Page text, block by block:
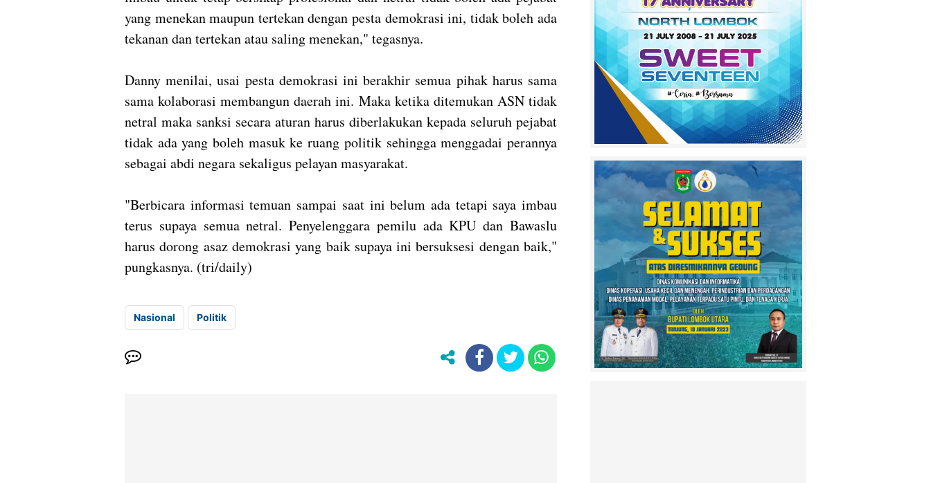
yang menekan maupun tertekan dengan pesta demokrasi ini, tidak boleh ada
tekanan dan tertekan atau saling menekan," tegasnya.
Danny menilai, usai pesta demokrasi ini berakhir semua pihak harus sama
sama kolaborasi membangun daerah ini. Maka ketika ditemukan ASN tidak
netral maka sanksi secara aturan harus diberlakukan kepada seluruh pejabat
tidak ada yang boleh masuk ke ruang politik sehingga menggadai perannya
sebagai abdi negara sekaligus pelayan masyarakat.
"Berbicara informasi temuan sampai saat ini belum ada tetapi saya imbau
terus supaya semua netral. Penyelenggara pemilu ada KPU dan Bawaslu
harus dorong asaz demokrasi yang baik supaya ini bersuksesi dengan baik,"
pungkasnya. (tri/daily)
Nasional Politik